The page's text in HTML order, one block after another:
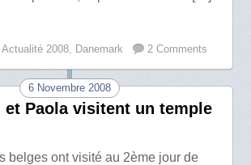
Actualité 2008 Danemark 2 Comments
6 Novembre 2008
et Paola visitent un temple
belges ont visité au 2ème jour de